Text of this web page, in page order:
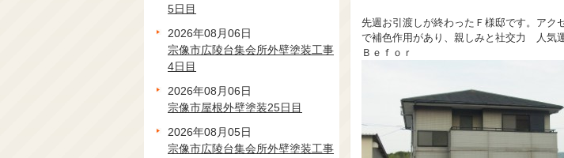
先週お引渡しが終わったＦ様邸です。アク
で補色作用があり、親しみと社交力 人気
Ｂｅｆｏｒ
5日目
2026年08月06日
宗像市広陵台集会所外壁塗装工事
4日目
2026年08月06日
宗像市屋根外壁塗装25日目
2026年08月05日
宗像市広陵台集会所外壁塗装工事